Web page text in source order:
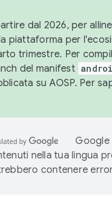
dal 2026, per
piattaforma per
trimestre. Per
del manifest
su AOSP. Per
Google
nella tua lingua
contenere